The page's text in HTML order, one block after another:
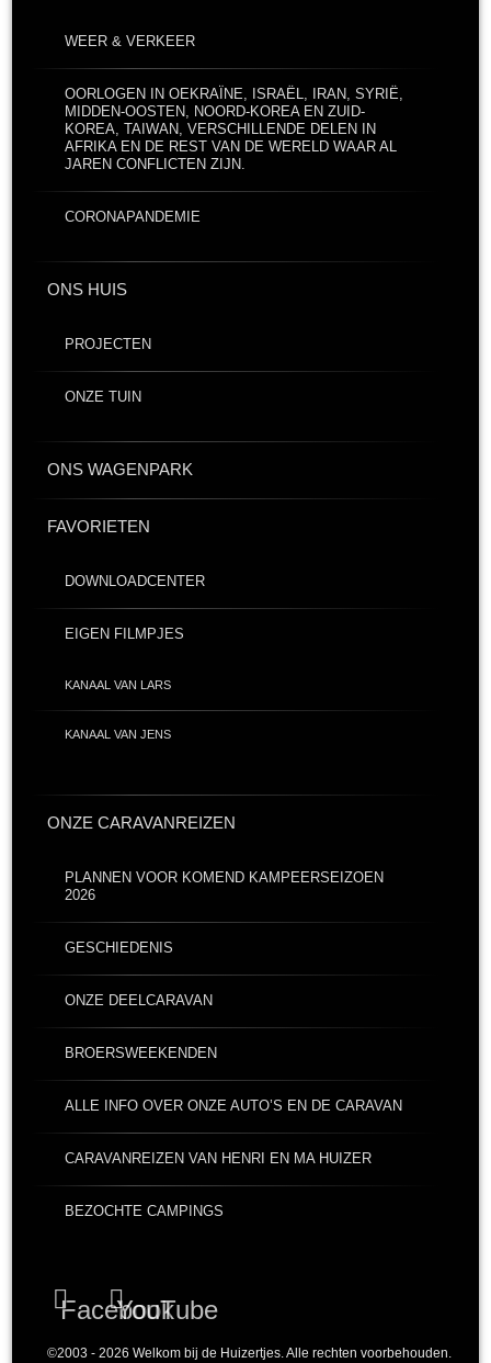
WEER & VERKEER
OORLOGEN IN OEKRAÏNE, ISRAËL, IRAN, SYRIË,
MIDDEN-OOSTEN, NOORD-KOREA EN ZUID-
KOREA, TAIWAN, VERSCHILLENDE DELEN IN
AFRIKA EN DE REST VAN DE WERELD WAAR AL
JAREN CONFLICTEN ZIJN.
CORONAPANDEMIE
ONS HUIS
PROJECTEN
ONZE TUIN
ONS WAGENPARK
FAVORIETEN
DOWNLOADCENTER
EIGEN FILMPJES
KANAAL VAN LARS
KANAAL VAN JENS
ONZE CARAVANREIZEN
PLANNEN VOOR KOMEND KAMPEERSEIZOEN
2026
GESCHIEDENIS
ONZE DEELCARAVAN
BROERSWEEKENDEN
ALLE INFO OVER ONZE AUTO’S EN DE CARAVAN
CARAVANREIZEN VAN HENRI EN MA HUIZER
BEZOCHTE CAMPINGS
Facebook
YouTube
©2003 - 2026 Welkom bij de Huizertjes. Alle rechten voorbehouden.